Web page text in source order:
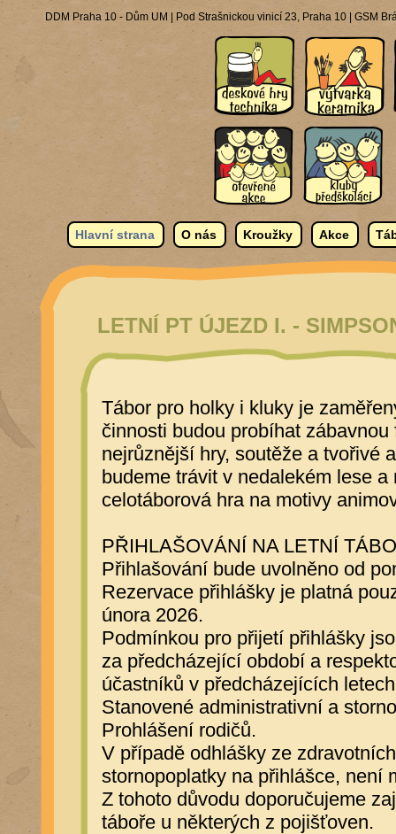
DDM Praha 10 - Dům UM | Pod Strašnickou vinicí 23, Praha 10 | GSM
Hlavní strana O nás Kroužky Akce
LETNÍ PT ÚJEZD I. -
Tábor pro holky i kluky je
činnosti budou probíhat
nejrůznější hry, soutěže a tvořivé
budeme trávit v nedalekém lese
celotáborová hra na motivy
PŘIHLAŠOVÁNÍ NA LETNÍ
Přihlašování bude uvolněno od
Rezervace přihlášky je platná
února 2026.
Podmínkou pro přijetí přihlášky
za předcházející období a
účastníků v předcházejících
Stanovené administrativní a
Prohlášení rodičů.
V případě odhlášky ze
stornopoplatky na přihlášce, není
Z tohoto důvodu doporučujeme
táboře u některých z pojišťoven.